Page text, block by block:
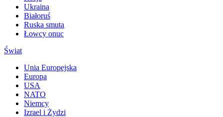
Ukraina
Białoruś
Ruska smuta
Łowcy onuc
Świat
Unia Europejska
Europa
USA
NATO
Niemcy
Izrael i Żydzi